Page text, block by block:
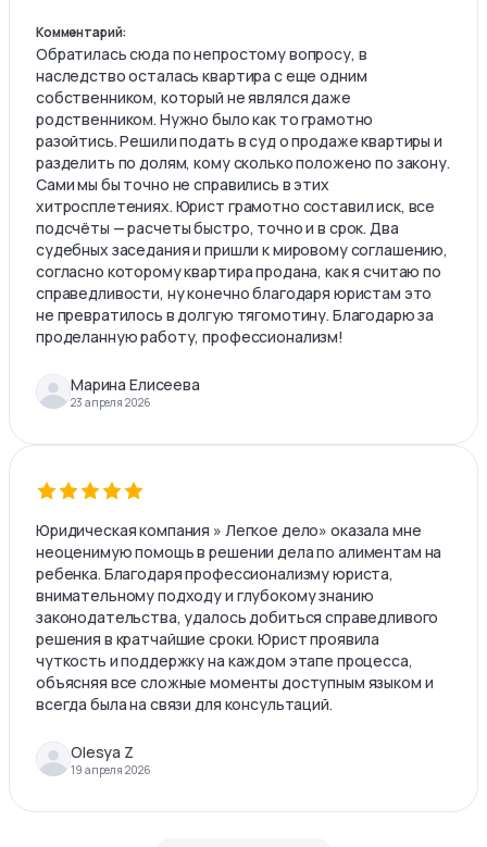
Комментарий:
Обратилась сюда по непростому вопросу, в
наследство осталась квартира с еще одним
собственником, который не являлся даже
родственником. Нужно было как то грамотно
разойтись. Решили подать в суд о продаже квартиры и
разделить по долям, кому сколько положено по закону.
Сами мы бы точно не справились в этих
хитросплетениях. Юрист грамотно составил иск, все
подсчёты — расчеты быстро, точно и в срок. Два
судебных заседания и пришли к мировому соглашению,
согласно которому квартира продана, как я считаю по
справедливости, ну конечно благодаря юристам это
не превратилось в долгую тягомотину. Благодарю за
проделанную работу, профессионализм!
Марина Елисеева
23 апреля 2026
Юридическая компания » Легкое дело» оказала мне
неоценимую помощь в решении дела по алиментам на
ребенка. Благодаря профессионализму юриста,
внимательному подходу и глубокому знанию
законодательства, удалось добиться справедливого
решения в кратчайшие сроки. Юрист проявила
чуткость и поддержку на каждом этапе процесса,
объясняя все сложные моменты доступным языком и
всегда была на связи для консультаций.
Olesya Z
19 апреля 2026